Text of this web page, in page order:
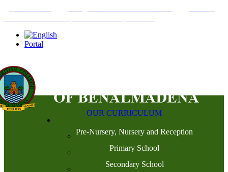
Portal
OUR CURRICULUM
Pre-Nursery, Nursery and Reception
Primary School
Secondary School